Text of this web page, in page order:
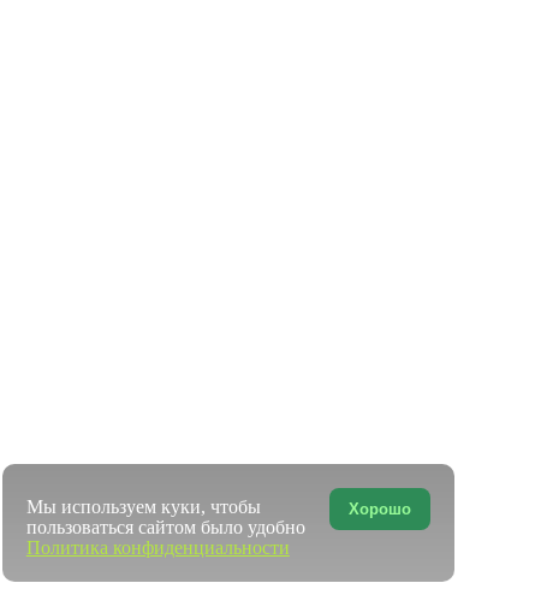
Хорошо
Мы используем куки, чтобы
пользоваться сайтом было удобно
Политика конфиденциальности